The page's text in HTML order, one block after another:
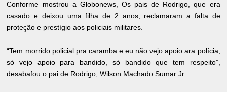
Conforme mostrou a Globonews, Os pais de Rodrigo, que era
casado e deixou uma filha de 2 anos, reclamaram a falta de
proteção e prestígio aos policiais militares.
“Tem morrido policial pra caramba e eu não vejo apoio ara polícia,
só vejo apoio para bandido, só bandido que tem respeito”,
desabafou o pai de Rodrigo, Wilson Machado Sumar Jr.